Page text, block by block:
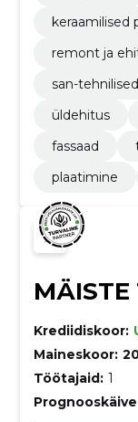
keraamilised
remont ja
san-
üldehitus
fassaad
plaatimine
MÄISTE
Krediidiskoor:
Maineskoor:
Töötajaid: 1